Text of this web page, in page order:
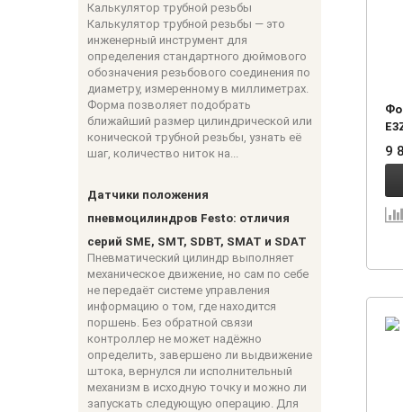
Калькулятор трубной резьбы
Калькулятор трубной резьбы — это
инженерный инструмент для
определения стандартного дюймового
обозначения резьбового соединения по
диаметру, измеренному в миллиметрах.
Форма позволяет подобрать
ближайший размер цилиндрической или
конической трубной резьбы, узнать её
шаг, количество ниток на...
Датчики положения
пневмоцилиндров Festo: отличия
серий SME, SMT, SDBT, SMAT и SDAT
Пневматический цилиндр выполняет
механическое движение, но сам по себе
не передаёт системе управления
информацию о том, где находится
поршень. Без обратной связи
контроллер не может надёжно
определить, завершено ли выдвижение
штока, вернулся ли исполнительный
механизм в исходную точку и можно ли
запускать следующую операцию. Для
9